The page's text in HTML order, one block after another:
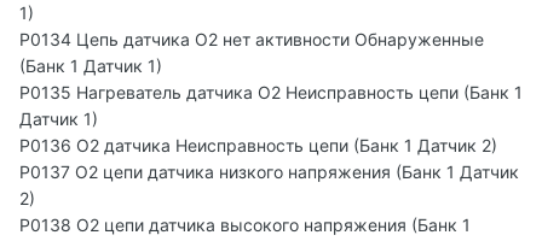
1)
P0134 Цепь датчика O2 нет активности Обнаруженные
(Банк 1 Датчик 1)
P0135 Нагреватель датчика O2 Неисправность цепи (Банк 1
Датчик 1)
P0136 O2 датчика Неисправность цепи (Банк 1 Датчик 2)
P0137 O2 цепи датчика низкого напряжения (Банк 1 Датчик
2)
P0138 O2 цепи датчика высокого напряжения (Банк 1